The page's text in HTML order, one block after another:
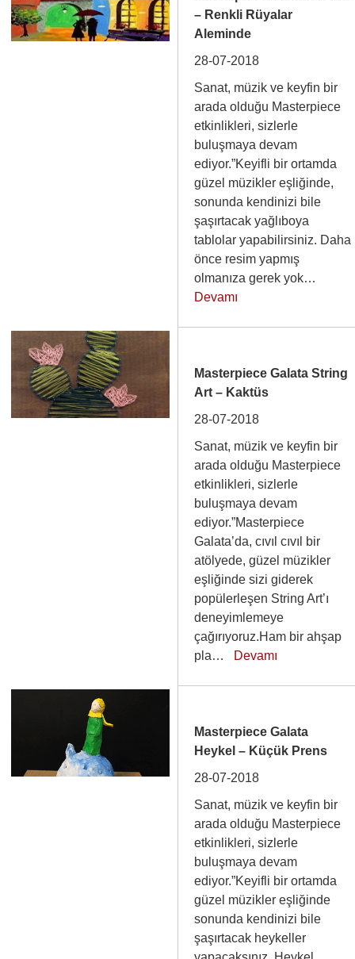
– Renkli Rüyalar
Aleminde
28-07-2018
Sanat, müzik ve keyfin bir
arada olduğu Masterpiece
etkinlikleri, sizlerle
buluşmaya devam
ediyor.”Keyifli bir ortamda
güzel müzikler eşliğinde,
sonunda kendinizi bile
şaşırtacak yağlıboya
tablolar yapabilirsiniz. Daha
önce resim yapmış
olmanıza gerek yok…
Devamı
Masterpiece Galata String
Art – Kaktüs
28-07-2018
Sanat, müzik ve keyfin bir
arada olduğu Masterpiece
etkinlikleri, sizlerle
buluşmaya devam
ediyor.”Masterpiece
Galata’da, cıvıl cıvıl bir
atölyede, güzel müzikler
eşliğinde sizi giderek
popülerleşen String Art’ı
deneyimlemeye
çağırıyoruz.Ham bir ahşap
pla… Devamı
Masterpiece Galata
Heykel – Küçük Prens
28-07-2018
Sanat, müzik ve keyfin bir
arada olduğu Masterpiece
etkinlikleri, sizlerle
buluşmaya devam
ediyor.”Keyifli bir ortamda
güzel müzikler eşliğinde
sonunda kendinizi bile
şaşırtacak heykeller